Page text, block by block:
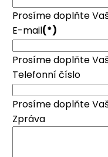
Prosíme doplňte
E-mail(*)
Prosíme doplňte
Telefonní číslo
Prosíme doplňte
Zpráva